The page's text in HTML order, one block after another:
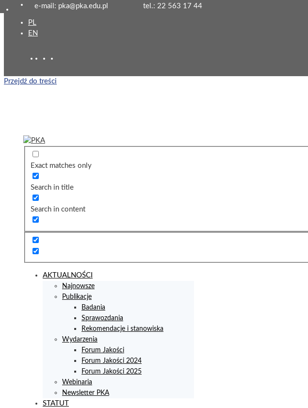
e-mail: pka@pka.edu.pl tel.: 22 563 17 44
PL
EN
Przejdź do treści
Exact matches only
Search in title
Search in content
AKTUALNOŚCI
Najnowsze
Publikacje
Badania
Sprawozdania
Rekomendacje i stanowiska
Wydarzenia
Forum Jakości
Forum Jakości 2024
Forum Jakości 2025
Webinaria
Newsletter PKA
STATUT